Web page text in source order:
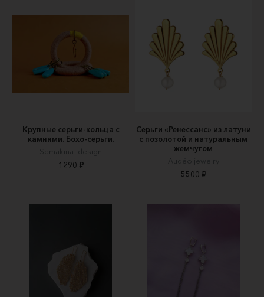
Крупные серьги-кольца с
камнями. Бохо-серьги.
Semakina_design
1290 ₽
Серьги «Ренессанс» из латуни
с позолотой и натуральным
жемчугом
Audéo jewelry
5500 ₽